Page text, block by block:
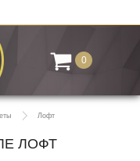
0
Лофт
ЛОФТ